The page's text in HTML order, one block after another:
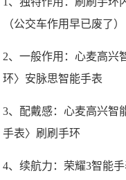
（公交车作用早已废了）
2、一般作用：心麦高兴
环〉安脉思智能手表
3、配戴感：心麦高兴智
手表〉刷刷手环
4、续航力：荣耀3智能